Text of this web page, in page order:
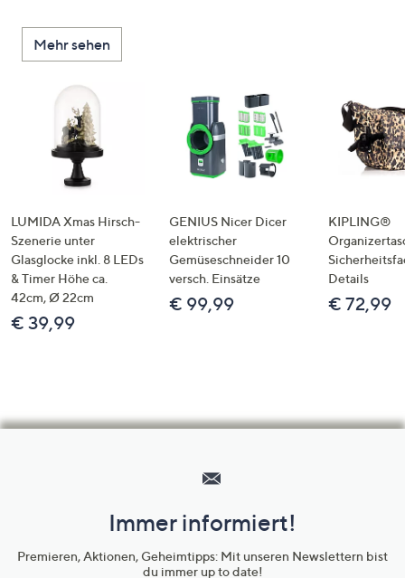
Mehr sehen
LUMIDA Xmas Hirsch-
Szenerie unter
Glasglocke inkl. 8 LEDs
& Timer Höhe ca.
42cm, Ø 22cm
€ 39,99
GENIUS Nicer Dicer
elektrischer
Gemüseschneider 10
versch. Einsätze
€ 99,99
KIPLING®
Details
€ 72,99
Unternehmensinformationen
Immer informiert!
Premieren, Aktionen, Geheimtipps: Mit unseren Newslettern bist
du immer up to date!